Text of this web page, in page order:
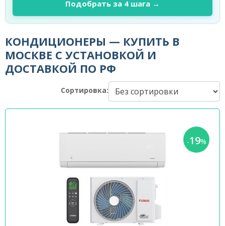
Подобрать за 4 шага →
КОНДИЦИОНЕРЫ — КУПИТЬ В
МОСКВЕ С УСТАНОВКОЙ И
ДОСТАВКОЙ ПО РФ
Сортировка:
-19%